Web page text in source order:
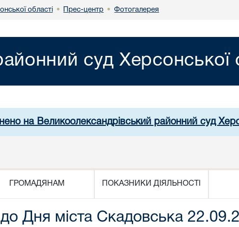
області • Прес-центр • Фотогалерея
суд Херсонської
на Великоолександрівський районний суд
ГРОМАДЯНАМ ПОКАЗНИКИ ДІЯЛЬНОСТІ
Дня міста Скадовська